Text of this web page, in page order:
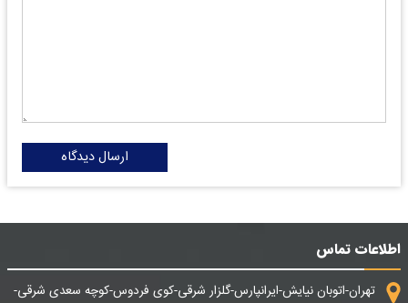
ارسال دیدگاه
اطلاعات تماس
تهران-اتوبان نیایش-ایرانپارس-گلزار شرقی-کوی فردوس-کوچه سعدی شرقی-